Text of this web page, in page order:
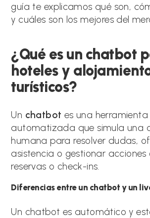
guía te explicamos qué son,
y cuáles son los mejores del
¿Qué es un chatbot
hoteles y
turísticos?
Un chatbot es una
automatizada que simula una
humana para resolver dudas,
asistencia o gestionar acciones
reservas o check-ins.
Diferencias entre un chatbot y un
Un chatbot es automático y